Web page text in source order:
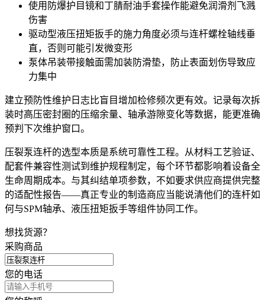
使用 防爆护目镜和丁腈耐油手套操作能避免润滑剂飞溅
伤害
驱动型液压扭矩扳手的施力角度必须与连杆螺栓轴线垂
直，否则可能引发微变形
泵体吊装带接触面需加装防滑垫，防止表面划伤导致应
力集中
建立预防性维护日志比盲目增加检修频次更有效。记录每次拆
装时高压密封圈的压缩余量、轴承游隙变化等数据，能更准确
预判下次维护窗口。
压裂泵连杆的选型本质是系统可靠性工程。从材料工艺验证、
配套件兼容性测试到维护规程制定，每个环节都影响着设备全
生命周期成本。与其纠结单项参数，不如要求供应商提供完整
的适配性报告——真正专业的制造商应当能说清他们的连杆如
何与SPM轴承、液压扭矩扳手等组件协同工作。
想找货源？
采购商品
您的电话